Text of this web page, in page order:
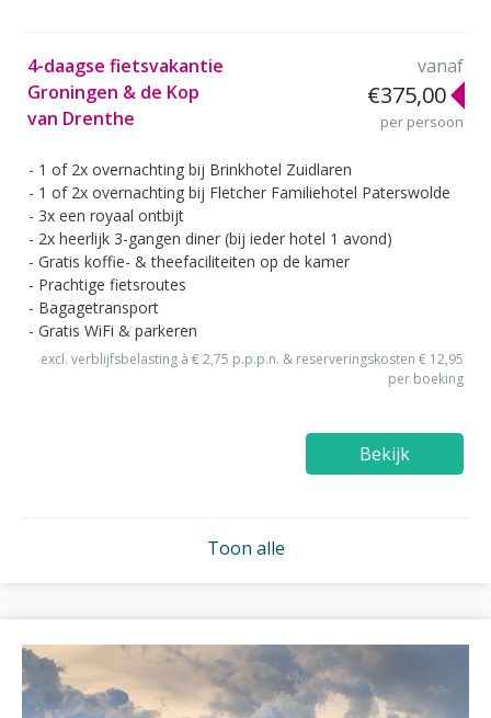
4-daagse fietsvakantie
Groningen & de Kop
van Drenthe
vanaf
€375,00
per persoon
1 of 2x overnachting bij Brinkhotel Zuidlaren
1 of 2x overnachting bij Fletcher Familiehotel Paterswolde
3x een royaal ontbijt
2x heerlijk 3-gangen diner (bij ieder hotel 1 avond)
Gratis koffie- & theefaciliteiten op de kamer
Prachtige fietsroutes
Bagagetransport
Gratis WiFi & parkeren
excl. verblijfsbelasting à € 2,75 p.p.p.n. & reserveringskosten € 12,95
per boeking
Bekijk
Toon alle